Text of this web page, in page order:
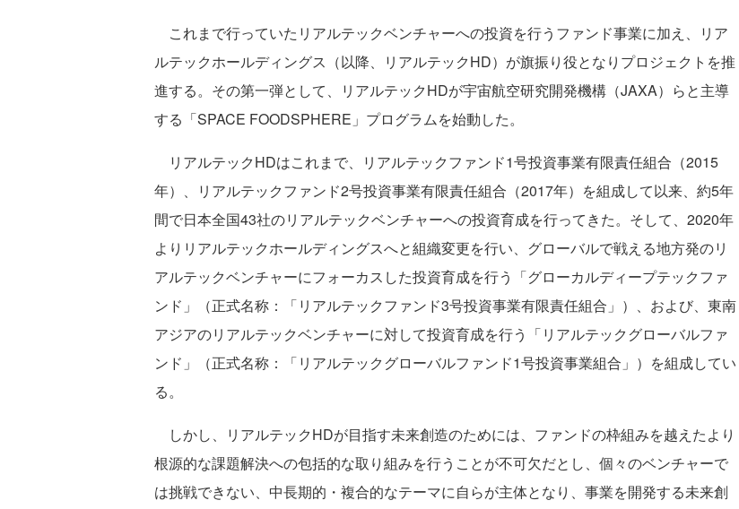
これまで行っていたリアルテックベンチャーへの投資を行うファンド事業に加え、リア
ルテックホールディングス（以降、リアルテックHD）が旗振り役となりプロジェクトを推
進する。その第一弾として、リアルテックHDが宇宙航空研究開発機構（JAXA）らと主導
する「SPACE FOODSPHERE」プログラムを始動した。
リアルテックHDはこれまで、リアルテックファンド1号投資事業有限責任組合（2015
年）、リアルテックファンド2号投資事業有限責任組合（2017年）を組成して以来、約5年
間で日本全国43社のリアルテックベンチャーへの投資育成を行ってきた。そして、2020年
よりリアルテックホールディングスへと組織変更を行い、グローバルで戦える地方発のリ
アルテックベンチャーにフォーカスした投資育成を行う「グローカルディープテックファ
ンド」（正式名称：「リアルテックファンド3号投資事業有限責任組合」）、および、東南
アジアのリアルテックベンチャーに対して投資育成を行う「リアルテックグローバルファ
ンド」（正式名称：「リアルテックグローバルファンド1号投資事業組合」）を組成してい
る。
しかし、リアルテックHDが目指す未来創造のためには、ファンドの枠組みを越えたより
根源的な課題解決への包括的な取り組みを行うことが不可欠だとし、個々のベンチャーで
は挑戦できない、中長期的・複合的なテーマに自らが主体となり、事業を開発する未来創